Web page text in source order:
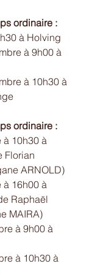
ordinaire :
à Holving
à 9h00 à
à 10h30 à
ordinaire :
à 10h30 à
Florian
ARNOLD)
à 16h00 à
Raphaël
MAIRA)
à 9h00 à
à 10h30 à